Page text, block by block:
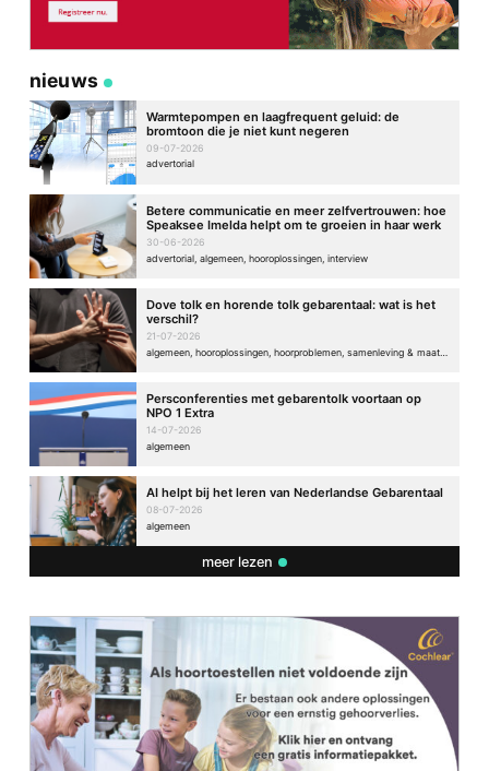
nieuws
Warmtepompen en laagfrequent geluid: de
bromtoon die je niet kunt negeren
09-07-2026
advertorial
Betere communicatie en meer zelfvertrouwen: hoe
Speaksee Imelda helpt om te groeien in haar werk
30-06-2026
advertorial, algemeen, hooroplossingen, interview
Dove tolk en horende tolk gebarentaal: wat is het
verschil?
21-07-2026
Persconferenties met gebarentolk voortaan op
NPO 1 Extra
14-07-2026
algemeen
AI helpt bij het leren van Nederlandse Gebarentaal
08-07-2026
algemeen
meer lezen